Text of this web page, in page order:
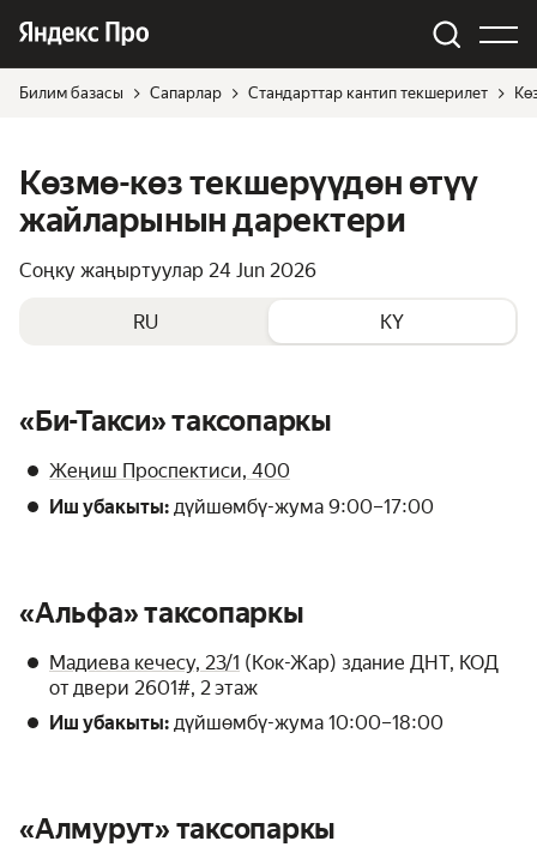
Билим базасы Сапарлар Стандарттар кантип текшерилет
Көзмө-көз текшерүүдөн өтүү
жайларынын даректери
Соңку жаңыртуулар 24 Jun 2026
RU KY
«Би-Такси» таксопаркы
Жеңиш Проспектиси, 400
Иш убакыты: дүйшөмбү-жума 9:00–17:00
«Альфа» таксопаркы
Мадиева кечесу, 23/1 (Кок-Жар) здание ДНТ, КОД
от двери 2601#, 2 этаж
Иш убакыты: дүйшөмбү-жума 10:00–18:00
«Алмурут» таксопаркы